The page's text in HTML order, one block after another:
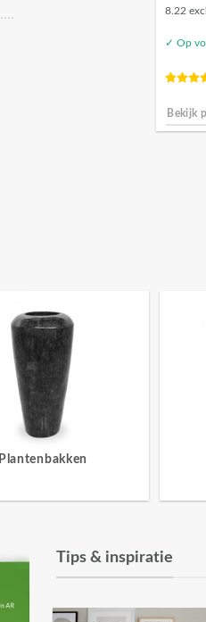
8.22
✓ Op
Bekijk
Plantenbakken
Tips & inspiratie